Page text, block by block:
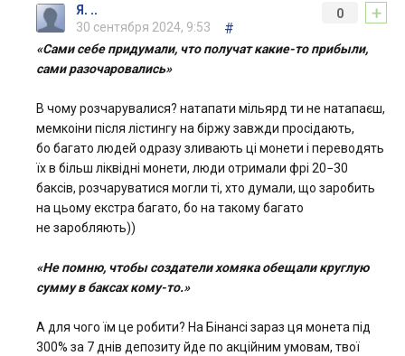
+
0
Я. ..
30 сентября 2024, 9:53
#
«Сами себе придумали, что получат какие-то прибыли,
сами разочаровались»
В чому розчарувалися? натапати мільярд ти не натапаєш,
мемкоіни після лістингу на біржу завжди просідають,
бо багато людей одразу зливають ці монети і переводять
їх в більш ліквідні монети, люди отримали фрі 20−30
баксів, розчаруватися могли ті, хто думали, що заробить
на цьому екстра багато, бо на такому багато
не заробляють))
«Не помню, чтобы создатели хомяка обещали круглую
сумму в баксах кому-то.»
А для чого їм це робити? На Бінансі зараз ця монета під
300% за 7 днів депозиту йде по акційним умовам, твої